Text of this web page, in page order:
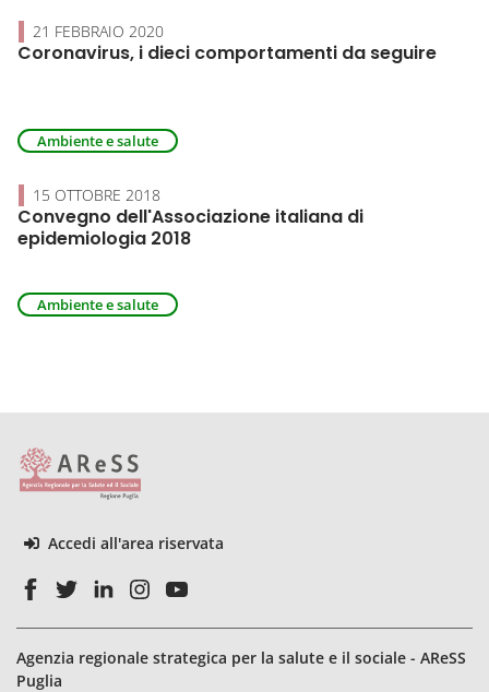
21 FEBBRAIO 2020
Coronavirus, i dieci comportamenti da seguire
Ambiente e salute
15 OTTOBRE 2018
Convegno dell'Associazione italiana di
epidemiologia 2018
Ambiente e salute
Accedi all'area riservata
Agenzia regionale strategica per la salute e il sociale - AReSS
Puglia